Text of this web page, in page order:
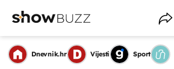
Dnevnik.hr Vijesti Sport